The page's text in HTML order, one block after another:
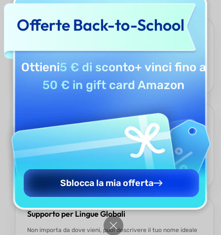
Alimentato da GPT-5 e DeepSeek R1, il Generatore di Nomi
giapponese e le sfumature linguistiche, generando nomi
Efficienza nel Risparmio Tempo
Smetti di perdere tempo nella ricerca o nel brainstorming. Il
Generatore di Nomi Giapponesi UPDF AI può generare in
blocco più nomi che corrispondono ai tuoi significati e temi
preferiti, aiutandoti a trovare quello perfetto più
velocemente.
Supporto per Lingue Globali
Non importa da dove vieni, puoi descrivere il tuo nome ideale
Offerte Back-to-School
Ottieni5 € di sconto+ vinci fino a
50 € in gift card Amazon
Sblocca la mia offerta